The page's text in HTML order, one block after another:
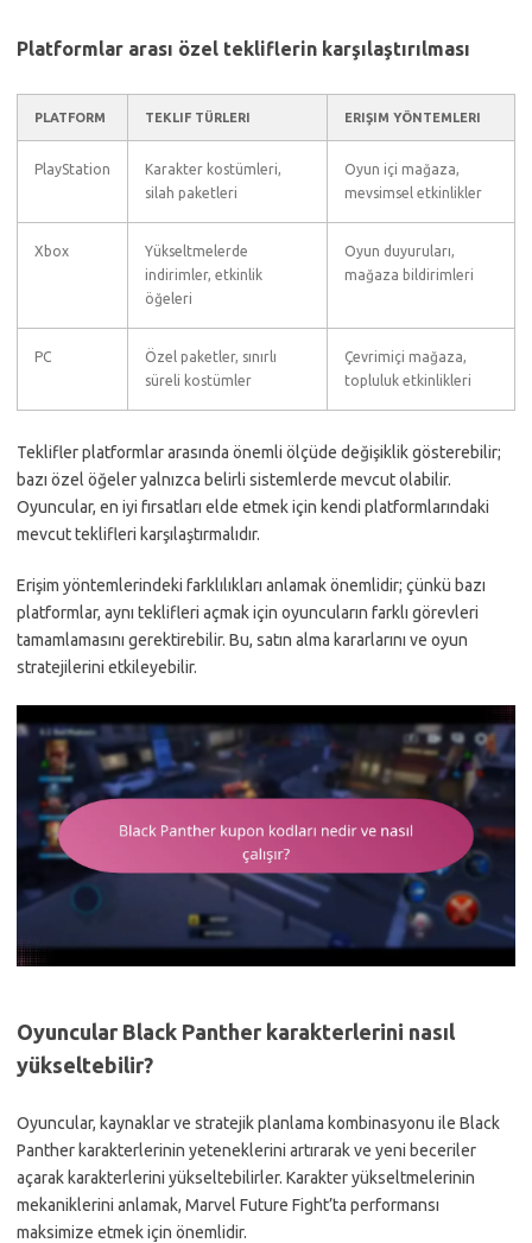
Platformlar arası özel tekliflerin karşılaştırılması
PLATFORM TEKLIF TÜRLERI ERIŞIM YÖNTEMLERI
PlayStation
Karakter kostümleri,
silah paketleri
Oyun içi mağaza,
mevsimsel etkinlikler
Xbox
Yükseltmelerde
indirimler, etkinlik
öğeleri
Oyun duyuruları,
mağaza bildirimleri
PC
Özel paketler, sınırlı
süreli kostümler
Çevrimiçi mağaza,
topluluk etkinlikleri
Teklifler platformlar arasında önemli ölçüde değişiklik gösterebilir;
bazı özel öğeler yalnızca belirli sistemlerde mevcut olabilir.
Oyuncular, en iyi fırsatları elde etmek için kendi platformlarındaki
mevcut teklifleri karşılaştırmalıdır.
Erişim yöntemlerindeki farklılıkları anlamak önemlidir; çünkü bazı
platformlar, aynı teklifleri açmak için oyuncuların farklı görevleri
tamamlamasını gerektirebilir. Bu, satın alma kararlarını ve oyun
stratejilerini etkileyebilir.
Oyuncular Black Panther karakterlerini nasıl
yükseltebilir?
Oyuncular, kaynaklar ve stratejik planlama kombinasyonu ile Black
Panther karakterlerinin yeteneklerini artırarak ve yeni beceriler
açarak karakterlerini yükseltebilirler. Karakter yükseltmelerinin
mekaniklerini anlamak, Marvel Future Fight’ta performansı
maksimize etmek için önemlidir.